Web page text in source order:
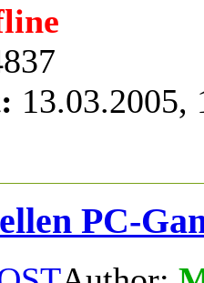
13.03.2005,
PC-